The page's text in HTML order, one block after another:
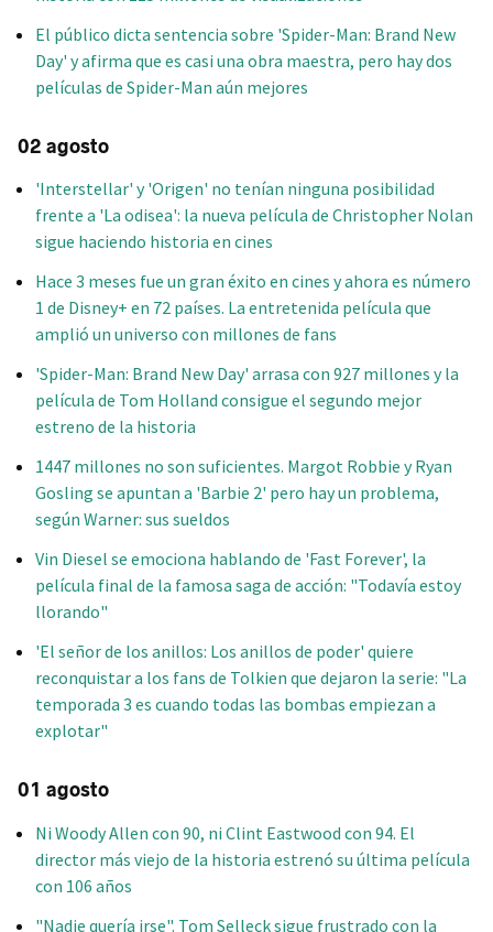
El público dicta sentencia sobre 'Spider-Man: Brand New
Day' y afirma que es casi una obra maestra, pero hay dos
películas de Spider-Man aún mejores
02 agosto
'Interstellar' y 'Origen' no tenían ninguna posibilidad
frente a 'La odisea': la nueva película de Christopher Nolan
sigue haciendo historia en cines
Hace 3 meses fue un gran éxito en cines y ahora es número
1 de Disney+ en 72 países. La entretenida película que
amplió un universo con millones de fans
'Spider-Man: Brand New Day' arrasa con 927 millones y la
película de Tom Holland consigue el segundo mejor
estreno de la historia
1447 millones no son suficientes. Margot Robbie y Ryan
Gosling se apuntan a 'Barbie 2' pero hay un problema,
según Warner: sus sueldos
Vin Diesel se emociona hablando de 'Fast Forever', la
película final de la famosa saga de acción: "Todavía estoy
llorando"
'El señor de los anillos: Los anillos de poder' quiere
reconquistar a los fans de Tolkien que dejaron la serie: "La
temporada 3 es cuando todas las bombas empiezan a
explotar"
01 agosto
Ni Woody Allen con 90, ni Clint Eastwood con 94. El
director más viejo de la historia estrenó su última película
con 106 años
"Nadie quería irse". Tom Selleck sigue frustrado con la